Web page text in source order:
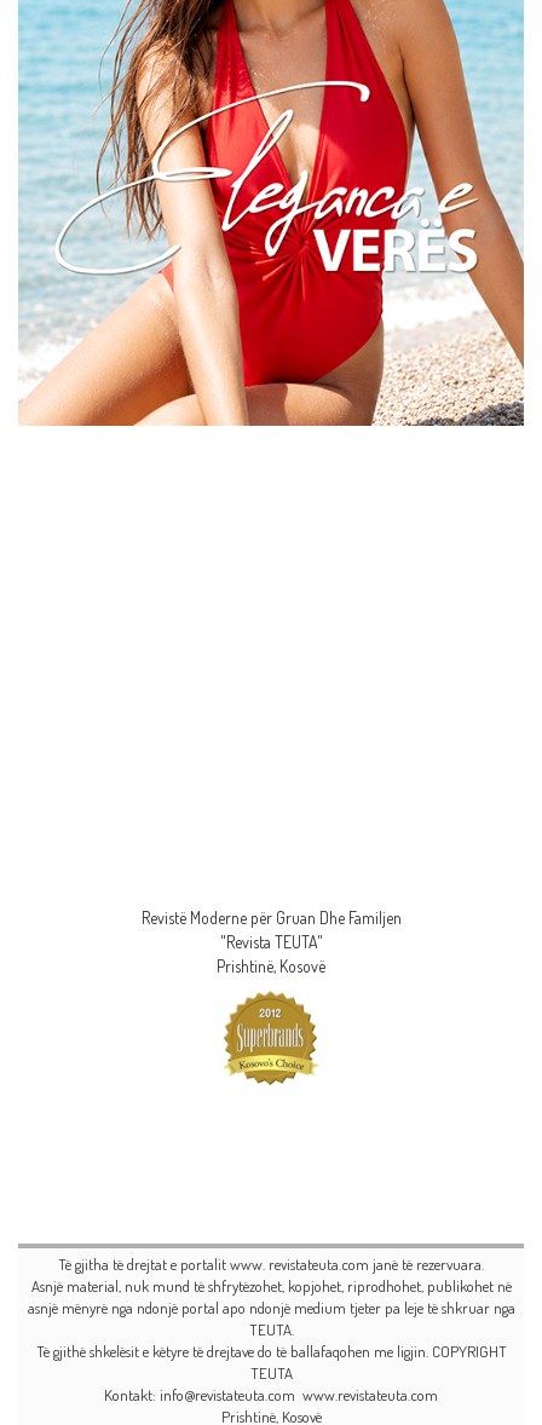
Revistë Moderne për Gruan Dhe Familjen
"Revista TEUTA"
Prishtinë, Kosovë
Të gjitha të drejtat e portalit www. revistateuta.com janë të rezervuara.
Asnjë material, nuk mund të shfrytëzohet, kopjohet, riprodhohet, publikohet në
asnjë mënyrë nga ndonjë portal apo ndonjë medium tjeter pa leje të shkruar nga
TEUTA.
Të gjithë shkelësit e këtyre të drejtave do të ballafaqohen me ligjin. COPYRIGHT
TEUTA
Kontakt: info@revistateuta.com www.revistateuta.com
Prishtinë, Kosovë